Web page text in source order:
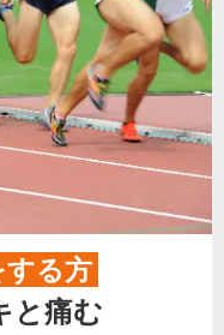
る方
と痛む